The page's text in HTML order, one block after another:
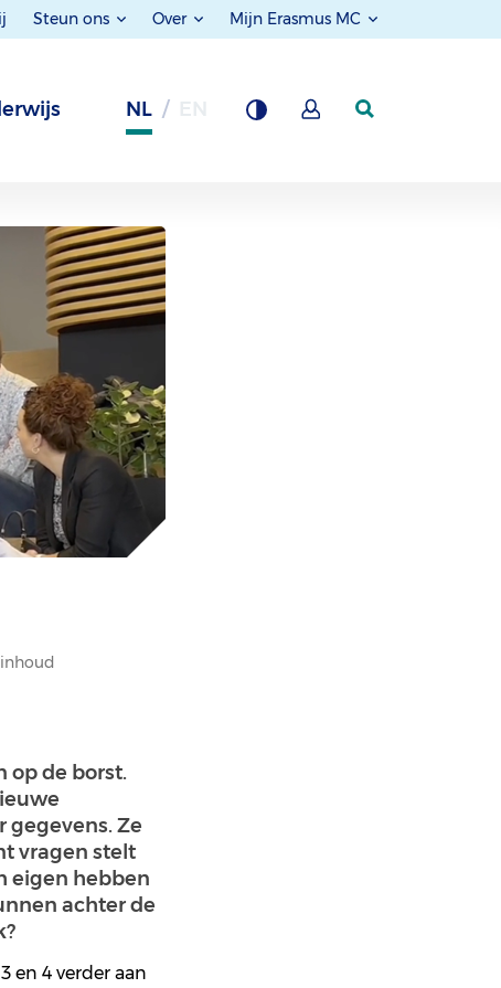
Steun ons Over Mijn Erasmus MC
NL
op de borst.
gegevens. Ze
vragen stelt
eigen hebben
achter de
3en 4verder aan